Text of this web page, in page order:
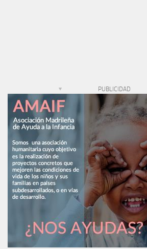
PUBLICIDAD